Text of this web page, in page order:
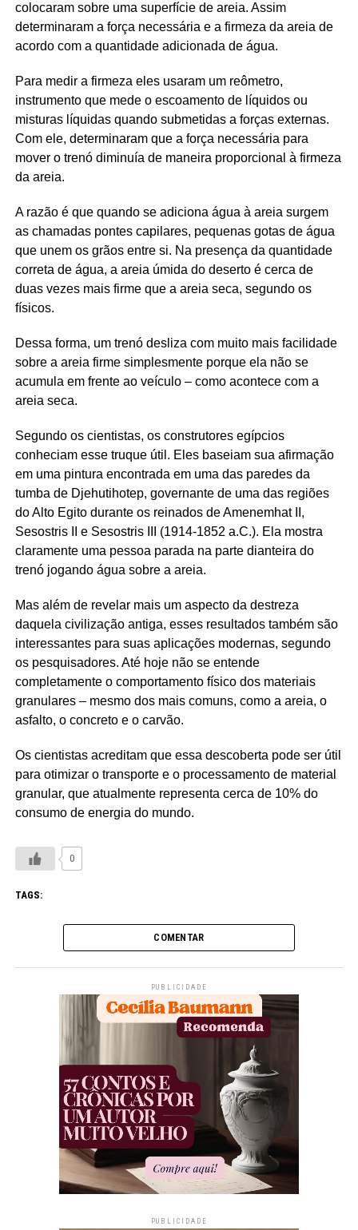
colocaram sobre uma superfície de areia. Assim
determinaram a força necessária e a firmeza da areia de
acordo com a quantidade adicionada de água.
Para medir a firmeza eles usaram um reômetro,
instrumento que mede o escoamento de líquidos ou
misturas líquidas quando submetidas a forças externas.
Com ele, determinaram que a força necessária para
mover o trenó diminuía de maneira proporcional à firmeza
da areia.
A razão é que quando se adiciona água à areia surgem
as chamadas pontes capilares, pequenas gotas de água
que unem os grãos entre si. Na presença da quantidade
correta de água, a areia úmida do deserto é cerca de
duas vezes mais firme que a areia seca, segundo os
físicos.
Dessa forma, um trenó desliza com muito mais facilidade
sobre a areia firme simplesmente porque ela não se
acumula em frente ao veículo – como acontece com a
areia seca.
Segundo os cientistas, os construtores egípcios
conheciam esse truque útil. Eles baseiam sua afirmação
em uma pintura encontrada em uma das paredes da
tumba de Djehutihotep, governante de uma das regiões
do Alto Egito durante os reinados de Amenemhat II,
Sesostris II e Sesostris III (1914-1852 a.C.). Ela mostra
claramente uma pessoa parada na parte dianteira do
trenó jogando água sobre a areia.
Mas além de revelar mais um aspecto da destreza
daquela civilização antiga, esses resultados também são
interessantes para suas aplicações modernas, segundo
os pesquisadores. Até hoje não se entende
completamente o comportamento físico dos materiais
granulares – mesmo dos mais comuns, como a areia, o
asfalto, o concreto e o carvão.
Os cientistas acreditam que essa descoberta pode ser útil
para otimizar o transporte e o processamento de material
granular, que atualmente representa cerca de 10% do
consumo de energia do mundo.
0
TAGS:
COMENTAR
PUBLICIDADE
PUBLICIDADE